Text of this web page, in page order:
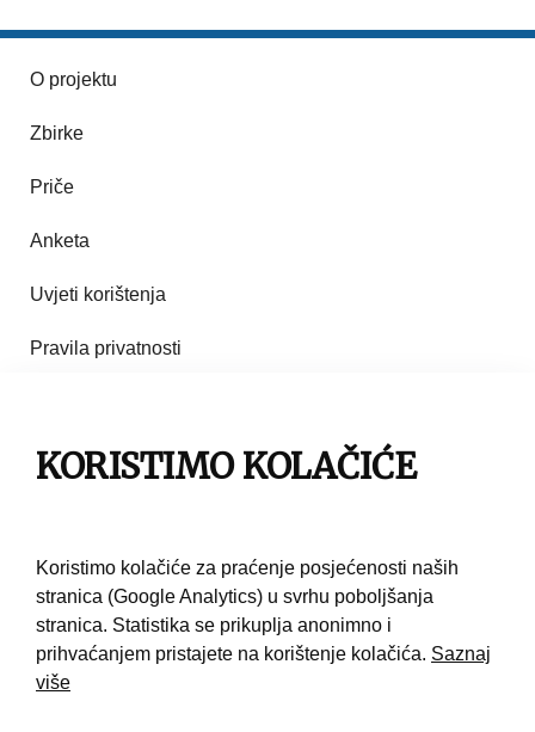
O projektu
Zbirke
Priče
Anketa
Uvjeti korištenja
Pravila privatnosti
Pravila korištenja
KORISTIMO KOLAČIĆE
Koristimo kolačiće za praćenje posjećenosti naših
stranica (Google Analytics) u svrhu poboljšanja
stranica. Statistika se prikuplja anonimno i
prihvaćanjem pristajete na korištenje kolačića. Saznaj
više